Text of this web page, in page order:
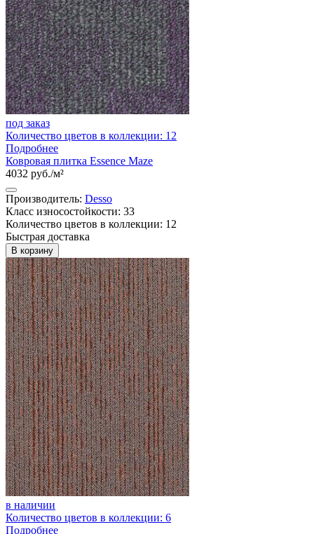
под заказ
Количество цветов в коллекции: 12
Подробнее
Ковровая плитка Essence Maze
4032 руб./м²
Производитель: Desso
Класс износостойкости: 33
Количество цветов в коллекции: 12
Быстрая доставка
В корзину
в наличии
Количество цветов в коллекции: 6
Подробнее